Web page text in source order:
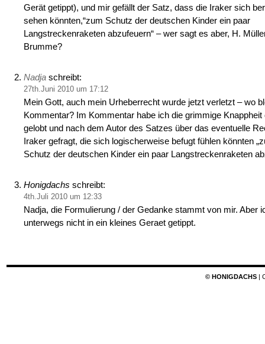
Gerät getippt), und mir gefällt der Satz, dass die Iraker sich
sehen könnten,“zum Schutz der deutschen Kinder ein paar
Langstreckenraketen abzufeuern“ – wer sagt es aber, H.
Brumme?
Nadja schreibt:
27th.Juni 2010 um 17:12
Mein Gott, auch mein Urheberrecht wurde jetzt verletzt – wo
Kommentar? Im Kommentar habe ich die grimmige Knappheit
gelobt und nach dem Autor des Satzes über das eventuelle
Iraker gefragt, die sich logischerweise befugt fühlen könnten
Schutz der deutschen Kinder ein paar Langstreckenraketen
Honigdachs schreibt:
4th.Juli 2010 um 12:33
Nadja, die Formulierung / der Gedanke stammt von mir. Aber
unterwegs nicht in ein kleines Geraet getippt.
© HONIGDACHS |